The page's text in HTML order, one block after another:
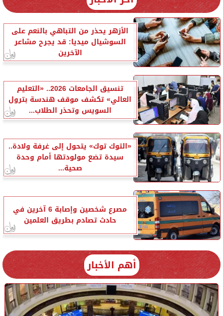
الأزهر يحذر من التباهي بالنعم على
السوشيال ميديا: قد يجرح مشاعر
الآخرين
تنسيق الجامعات 2026.. «التعليم
العالي» تكشف موقف هندسة بترول
السويس وتحذر الطلاب...
«التوك توك» يتحول إلى غرفة ولادة..
سيدة تضع مولودتها أمام وحدة
صحية...
مصرع شخصين وإصابة 6 آخرين في
حادث تصادم بطريق العلمين
أهم الأخبار